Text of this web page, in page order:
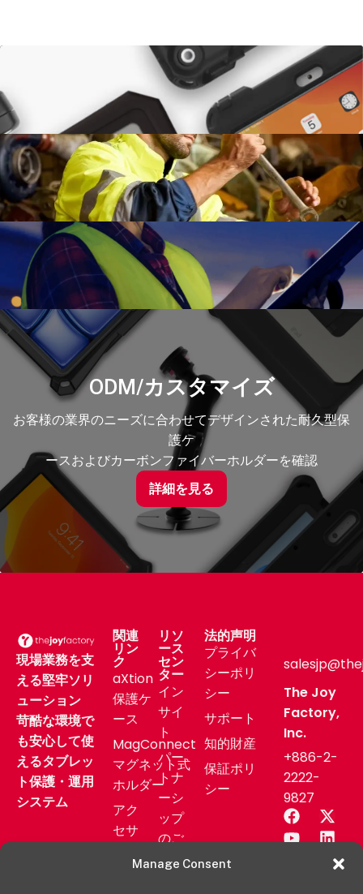
Manage Consent
ODM/カスタマイズ
お客様の業界のニーズに合わせてデザインされた耐久型保
護ケ
ースおよびカーボンファイバーホルダーを確認
詳細を見る
現場業務を支
える堅牢ソリ
ューション
苛酷な環境で
も安心して使
えるタブレッ
ト保護・運用
システム
関連
リン
ク
aXtion
保護ケ
ース
MagConnect
マグネット式
ホルダー
アク
セサ
リソ
ース
セン
ター
イン
サイ
ト
パー
トナ
ーシ
ップ
のご
相談
法的声明
プライバ
シーポリ
シー
サポート
知的財産
保証ポリ
シー
The Joy
Factory,
Inc.
+886-2-
2222-
9827